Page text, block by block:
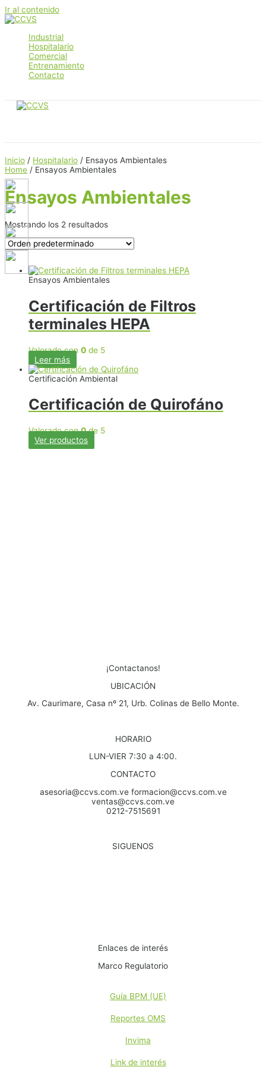
Ir al contenido
Industrial
Hospitalario
Comercial
Entrenamiento
Contacto
Inicio / Hospitalario / Ensayos Ambientales
Home / Ensayos Ambientales
Ensayos Ambientales
Mostrando los 2 resultados
Ensayos Ambientales
Certificación de Filtros
terminales HEPA
Valorado con 0 de 5
Leer más
Certificación Ambiental
Certificación de Quirofáno
Valorado con0de 5
Ver productos
¡Contactanos!
UBICACIÓN
Av. Caurimare, Casa nº 21, Urb. Colinas de Bello Monte.
HORARIO
LUN-VIER 7:30 a 4:00.
CONTACTO
asesoria@ccvs.com.ve formacion@ccvs.com.ve
ventas@ccvs.com.ve
0212-7515691
SIGUENOS
Enlaces de interés
Marco Regulatorio
Guía BPM (UE)
Reportes OMS
Invima
Link de interés